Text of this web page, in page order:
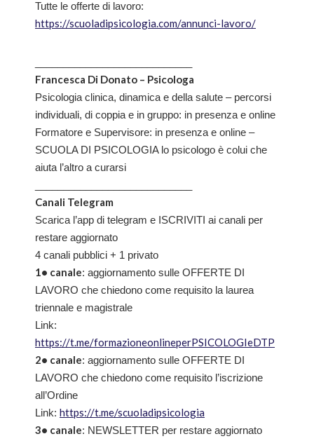
Tutte le offerte di lavoro:
https://scuoladipsicologia.com/annunci-lavoro/
Francesca Di Donato – Psicologa
Psicologia clinica, dinamica e della salute – percorsi
individuali, di coppia e in gruppo: in presenza e online
Formatore e Supervisore: in presenza e online –
SCUOLA DI PSICOLOGIA lo psicologo è colui che
aiuta l’altro a curarsi
Canali Telegram
Scarica l’app di telegram e ISCRIVITI ai canali per
restare aggiornato
4 canali pubblici + 1 privato
1• canale: aggiornamento sulle OFFERTE DI
LAVORO che chiedono come requisito la laurea
triennale e magistrale
Link:
https://t.me/formazioneonlineperPSICOLOGIeDTP
2• canale: aggiornamento sulle OFFERTE DI
LAVORO che chiedono come requisito l’iscrizione
all’Ordine
Link: https://t.me/scuoladipsicologia
3• canale: NEWSLETTER per restare aggiornato